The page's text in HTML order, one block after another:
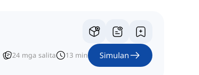
24 mga salita 13 min Simulan